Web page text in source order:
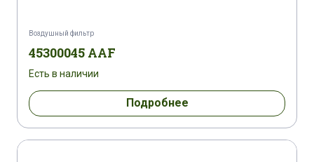
Воздушный фильтр
45300045 AAF
Есть в наличии
Подробнее